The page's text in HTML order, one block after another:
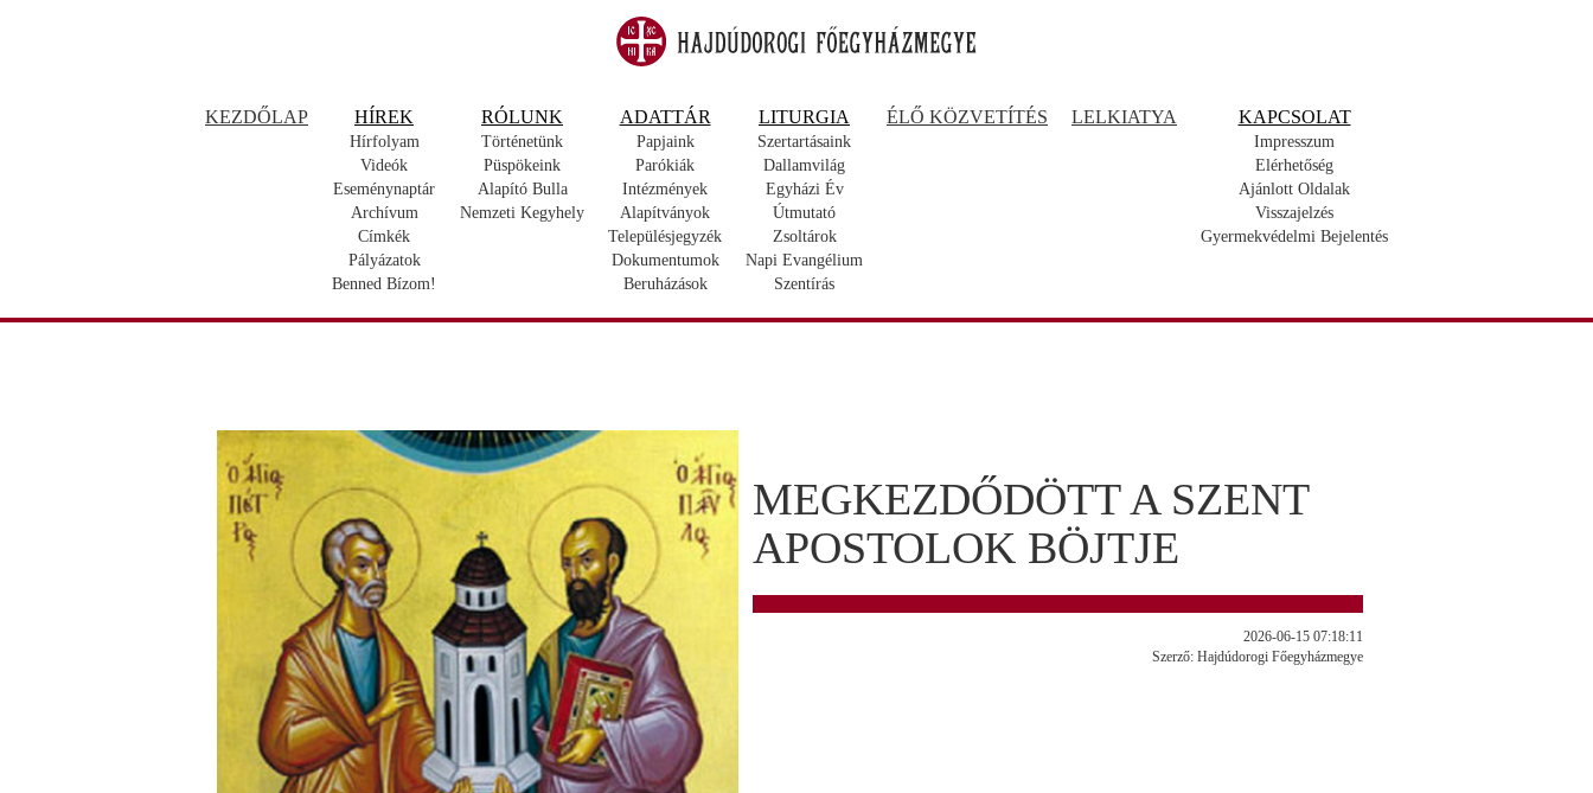
KEZDŐLAP HÍREK
Hírfolyam
Videók
Eseménynaptár
Archívum
Címkék
Pályázatok
Benned Bízom!
RÓLUNK
Történetünk
Püspökeink
Alapító Bulla
Nemzeti Kegyhely
ADATTÁR
Papjaink
Parókiák
Intézmények
Alapítványok
Településjegyzék
Dokumentumok
Beruházások
LITURGIA
Szertartásaink
Dallamvilág
Egyházi Év
Útmutató
Zsoltárok
Napi Evangélium
Szentírás
ÉLŐ KÖZVETÍTÉS LELKIATYA KAPCSOLAT
Impresszum
Elérhetőség
Ajánlott Oldalak
Visszajelzés
Gyermekvédelmi Bejelentés
MEGKEZDŐDÖTT A SZENT
APOSTOLOK BÖJTJE
2026-06-15 07:18:11
Szerző: Hajdúdorogi Főegyházmegye